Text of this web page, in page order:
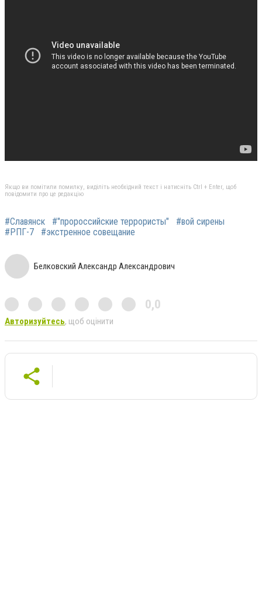
Якщо ви помітили помилку, виділіть необхідний текст і натисніть Ctrl + Enter, щоб
повідомити про це редакцію
#Славянск #"пророссийские террористы"
#вой сирены
#РПГ-7
#экстренное совещание
Белковский Александр Александрович
0,0
Авторизуйтесь, щоб оцінити